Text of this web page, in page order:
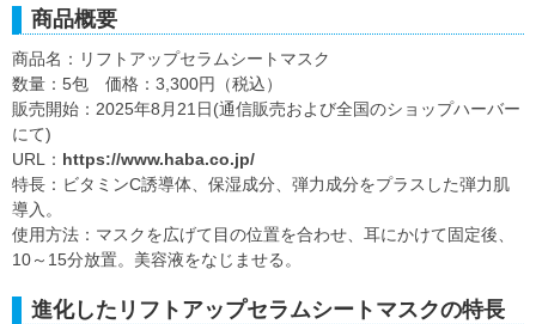
商品概要
商品名：リフトアップセラムシートマスク
数量：5包 価格：3,300円（税込）
販売開始：2025年8月21日(通信販売および全国のショップハーバー
にて)
URL： https://www.haba.co.jp/
特長：ビタミンC誘導体、保湿成分、弾力成分をプラスした弾力肌
導入。
使用方法：マスクを広げて目の位置を合わせ、耳にかけて固定後、
10～15分放置。美容液をなじませる。
進化したリフトアップセラムシートマスクの特長